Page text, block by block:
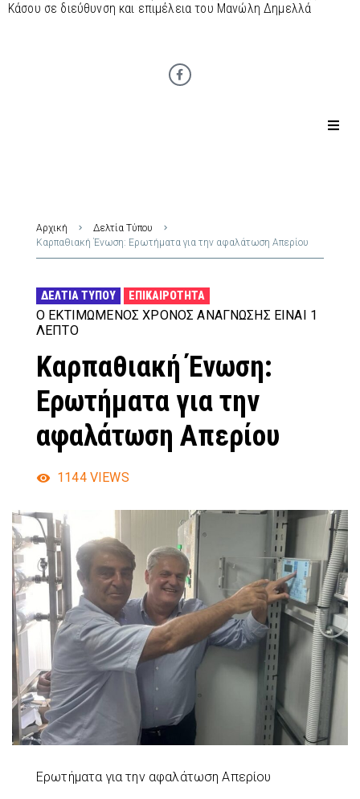
Κάσου σε διεύθυνση και επιμέλεια του Μανώλη Δημελλά
Αρχική
Δελτία Τύπου
Καρπαθιακή Ένωση: Ερωτήματα για την αφαλάτωση Απερίου
ΔΕΛΤΊΑ ΤΎΠΟΥ ΕΠΙΚΑΙΡΌΤΗΤΑ
Ο ΕΚΤΙΜΏΜΕΝΟΣ ΧΡΌΝΟΣ ΑΝΆΓΝΩΣΗΣ ΕΊΝΑΙ 1
ΛΕΠΤΌ
Καρπαθιακή Ένωση:
Ερωτήματα για την
αφαλάτωση Απερίου
1144 VIEWS
Ερωτήματα για την αφαλάτωση Απερίου